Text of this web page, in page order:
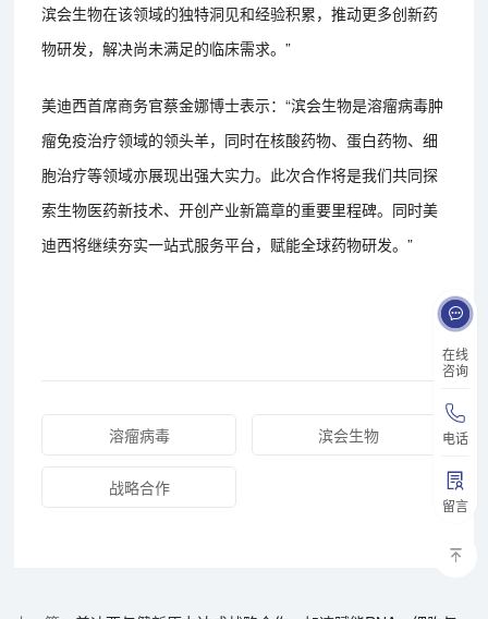
在线
咨询
电话
留言
滨会生物在该领域的独特洞见和经验积累，推动更多创新药
物研发，解决尚未满足的临床需求。”
美迪西首席商务官蔡金娜博士表示：“滨会生物是溶瘤病毒肿
瘤免疫治疗领域的领头羊，同时在核酸药物、蛋白药物、细
胞治疗等领域亦展现出强大实力。此次合作将是我们共同探
索生物医药新技术、开创产业新篇章的重要里程碑。同时美
迪西将继续夯实一站式服务平台，赋能全球药物研发。”
溶瘤病毒 滨会生物
战略合作